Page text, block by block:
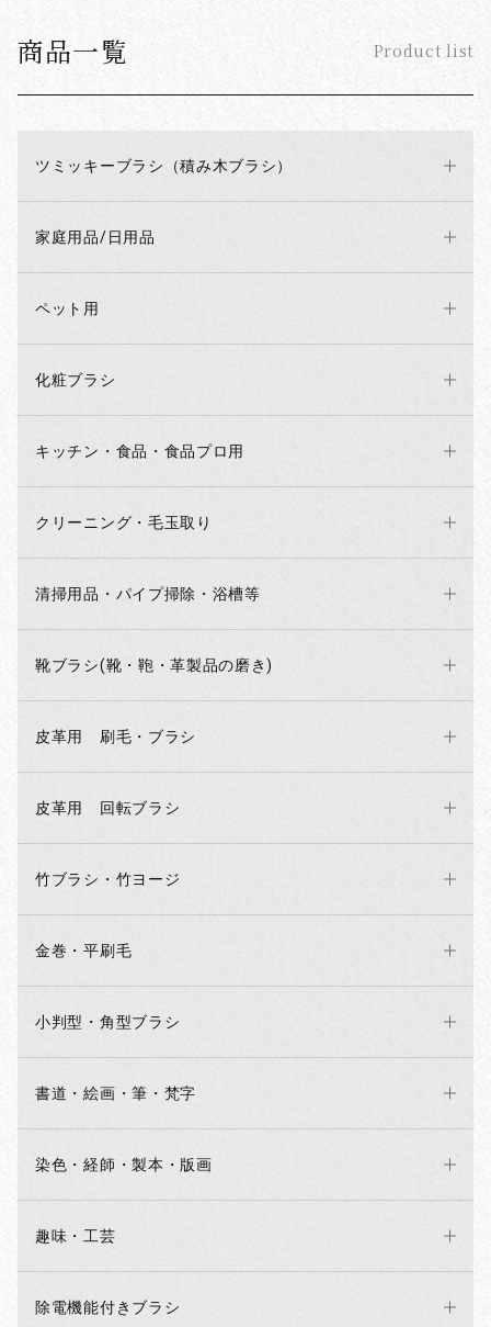
商品一覧 Product list
ツミッキーブラシ（積み木ブラシ）
家庭用品/日用品
ペット用
化粧ブラシ
キッチン・食品・食品プロ用
クリーニング・毛玉取り
清掃用品・パイプ掃除・浴槽等
靴ブラシ(靴・鞄・革製品の磨き)
皮革用 刷毛・ブラシ
皮革用 回転ブラシ
竹ブラシ・竹ヨージ
金巻・平刷毛
小判型・角型ブラシ
書道・絵画・筆・梵字
染色・経師・製本・版画
趣味・工芸
除電機能付きブラシ